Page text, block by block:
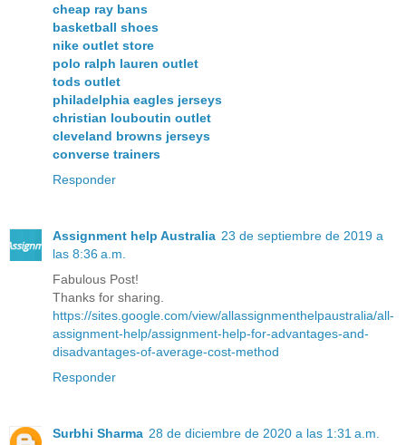
cheap ray bans
basketball shoes
nike outlet store
polo ralph lauren outlet
tods outlet
philadelphia eagles jerseys
christian louboutin outlet
cleveland browns jerseys
converse trainers
Responder
Assignment help Australia 23 de septiembre de 2019 a
las 8:36 a.m.
Fabulous Post!
Thanks for sharing.
https://sites.google.com/view/allassignmenthelpaustralia/all-
assignment-help/assignment-help-for-advantages-and-
disadvantages-of-average-cost-method
Responder
Surbhi Sharma 28 de diciembre de 2020 a las 1:31 a.m.